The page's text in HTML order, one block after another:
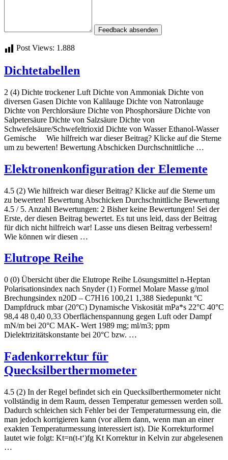
Feedback absenden
Post Views: 1.888
Dichtetabellen
2 (4) Dichte trockener Luft Dichte von Ammoniak Dichte von
diversen Gasen Dichte von Kalilauge Dichte von Natronlauge
Dichte von Perchlorsäure Dichte von Phosphorsäure Dichte von
Salpetersäure Dichte von Salzsäure Dichte von
Schwefelsäure/Schwefeltrioxid Dichte von Wasser Ethanol-Wasser
Gemische Wie hilfreich war dieser Beitrag? Klicke auf die Sterne
um zu bewerten! Bewertung Abschicken Durchschnittliche …
Elektronenkonfiguration der Elemente
4.5 (2) Wie hilfreich war dieser Beitrag? Klicke auf die Sterne um
zu bewerten! Bewertung Abschicken Durchschnittliche Bewertung
4.5 / 5. Anzahl Bewertungen: 2 Bisher keine Bewertungen! Sei der
Erste, der diesen Beitrag bewertet. Es tut uns leid, dass der Beitrag
für dich nicht hilfreich war! Lasse uns diesen Beitrag verbessern!
Wie können wir diesen …
Elutrope Reihe
0 (0) Übersicht über die Elutrope Reihe Lösungsmittel n-Heptan
Polarisationsindex nach Snyder (1) Formel Molare Masse g/mol
Brechungsindex n20D – C7H16 100,21 1,388 Siedepunkt °C
Dampfdruck mbar (20°C) Dynamische Viskosität mPa*s 22°C 40°C
98,4 48 0,40 0,33 Oberflächenspannung gegen Luft oder Dampf
mN/m bei 20°C MAK- Wert 1989 mg; ml/m3; ppm
Dielektrizitätskonstante bei 20°C bzw. …
Fadenkorrektur für
Quecksilberthermometer
4.5 (2) In der Regel befindet sich ein Quecksilberthermometer nicht
vollständig in dem Raum, dessen Temperatur gemessen werden soll.
Dadurch schleichen sich Fehler bei der Temperaturmessung ein, die
man jedoch korrigieren kann (vor allem dann, wenn man an einer
exakten Temperaturmessung interessiert ist). Die Korrekturformel
lautet wie folgt: Kt=n(t-t‘)fg Kt Korrektur in Kelvin zur abgelesenen
…